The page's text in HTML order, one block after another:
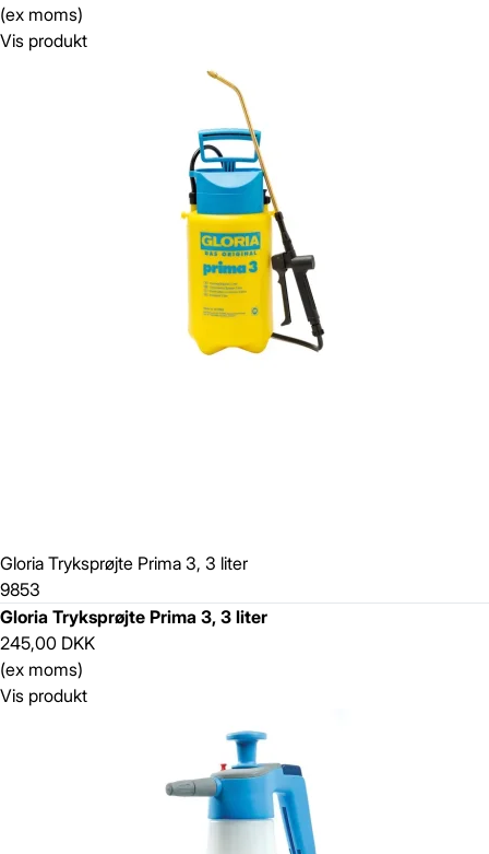
(ex moms)
Vis produkt
Gloria Tryksprøjte Prima 3, 3 liter
9853
Gloria Tryksprøjte Prima 3, 3 liter
245,00 DKK
(ex moms)
Vis produkt